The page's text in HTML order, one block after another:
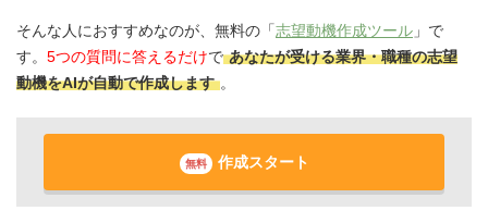
そんな人におすすめなのが、無料の「志望動機作成ツール 」で
す。 5つの質問に答えるだけで あなたが受ける業界・職種の志望
動機をAIが自動で作成します 。
無料 作成スタート